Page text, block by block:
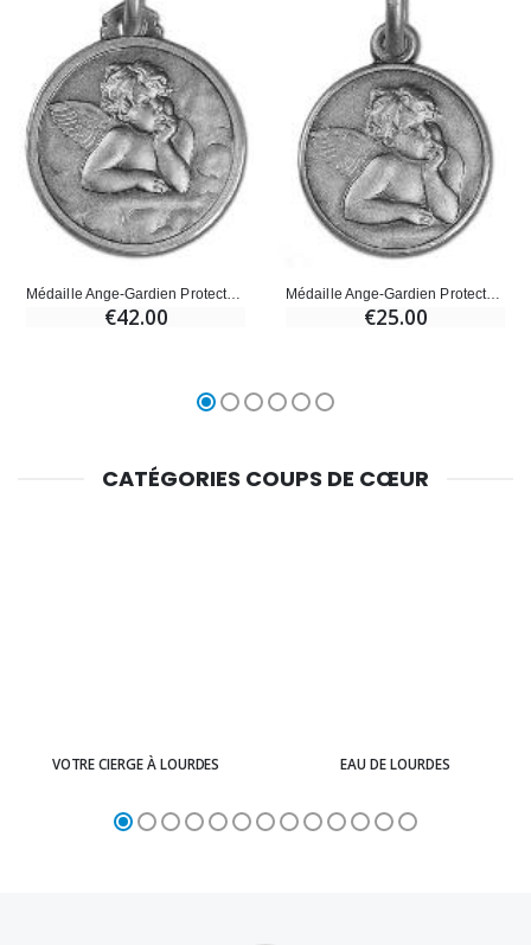
Médaille Ange-Gardien Protecteur en Argent 925/1000 - 18 mm
€42.00
Médaille Ange-Gardien Protecteur en Argent 925/1000 - 12 mm
€25.00
CATÉGORIES COUPS DE CŒUR
VOTRE CIERGE À LOURDES EAU DE LOURDES